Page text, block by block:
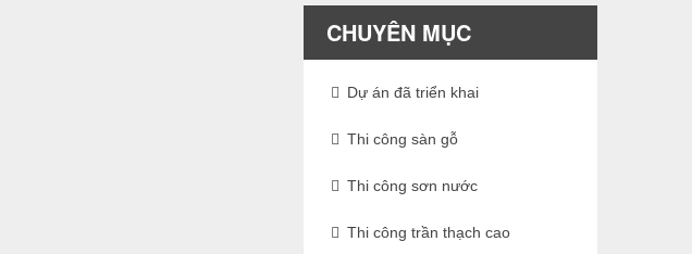
CHUYÊN MỤC
Dự án đã triển khai
Thi công sàn gỗ
Thi công sơn nước
Thi công trần thạch cao